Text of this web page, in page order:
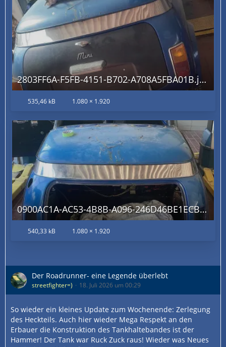
2803FF6A-F5FB-4151-B702-A708A5FBA01B.jpg
535,46 kB 1.080 × 1.920
0900AC1A-AC53-4B8B-A096-246D46BE1ECB.jpg
540,33 kB 1.080 × 1.920
Der Roadrunner- eine Legende überlebt
streetfighter=) 18. Juli 2026 um 00:29
So wieder ein kleines Update zum Wochenende: Zerlegung
des Heckteils. Auch hier wieder Mega Respekt an den
Erbauer die Konstruktion des Tankhaltebandes ist der
Hammer! Der Tank war Ruck Zuck raus! Wieder was Neues